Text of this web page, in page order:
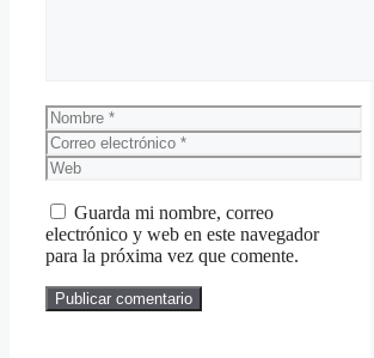
Nombre
Correo
electrónico
Web
Guarda mi nombre, correo
electrónico y web en este navegador
para la próxima vez que comente.